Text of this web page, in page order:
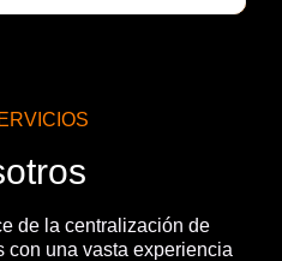
de la centralización de
con una vasta experiencia